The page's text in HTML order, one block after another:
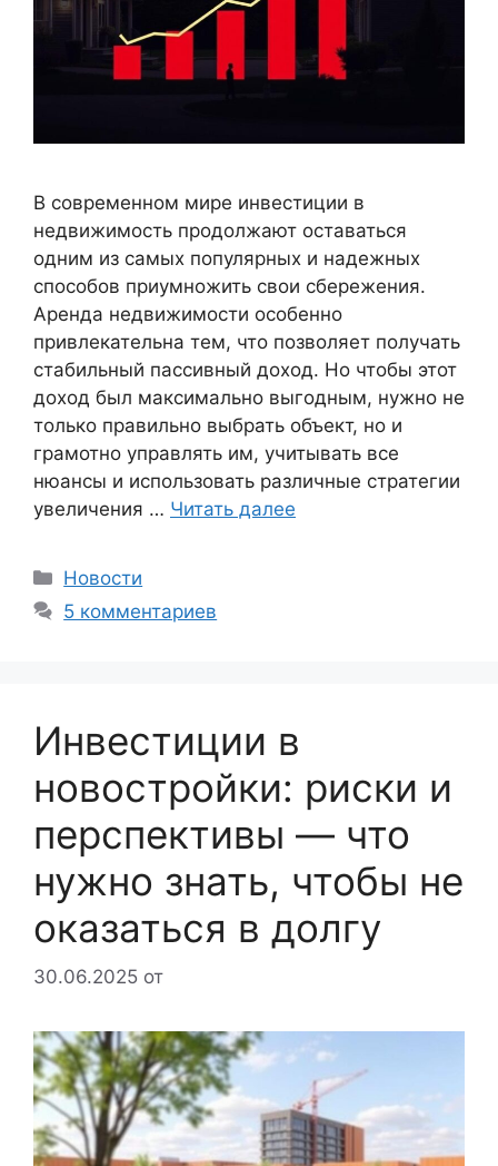
В современном мире инвестиции в
недвижимость продолжают оставаться
одним из самых популярных и надежных
способов приумножить свои сбережения.
Аренда недвижимости особенно
привлекательна тем, что позволяет получать
стабильный пассивный доход. Но чтобы этот
доход был максимально выгодным, нужно не
только правильно выбрать объект, но и
грамотно управлять им, учитывать все
нюансы и использовать различные стратегии
увеличения … Читать далее
Рубрики
Новости
5 комментариев
Инвестиции в
новостройки: риски и
перспективы — что
нужно знать, чтобы не
оказаться в долгу
30.06.2025 от